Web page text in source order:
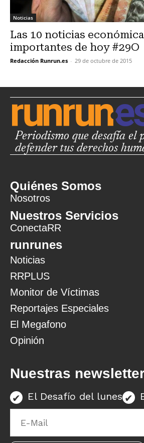
Noticias
Las 10 noticias
importantes de hoy #29O
Redacción Runrun.es - 29 de octubre de 2015
Periodismo que desafía el
defender tus derechos
Quiénes Somos
Nosotros
Nuestros Servicios
ConectaRR
runrunes
Noticias
RRPLUS
Monitor de Víctimas
Reportajes Especiales
El Megafono
Opinión
Nuestras
El Desafío del lunes